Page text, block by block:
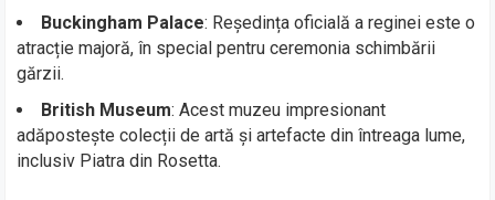
Buckingham Palace: Reședința oficială a reginei este o
atracție majoră, în special pentru ceremonia schimbării
gărzii.
British Museum: Acest muzeu impresionant
adăpostește colecții de artă și artefacte din întreaga lume,
inclusiv Piatra din Rosetta.